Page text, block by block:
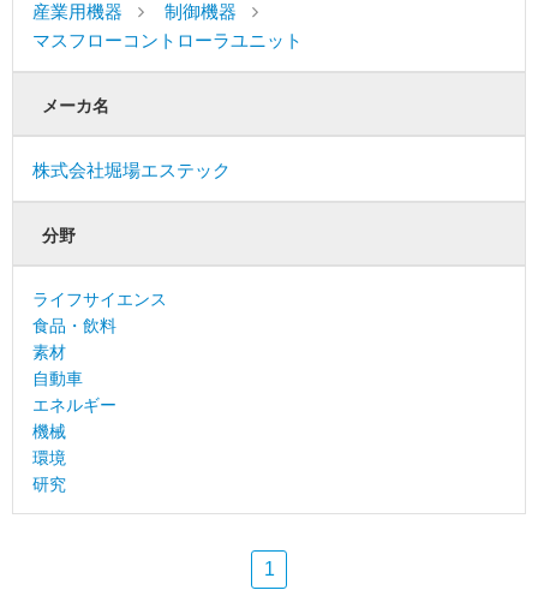
産業用機器
制御機器
マスフローコントローラユニット
メーカ名
株式会社堀場エステック
分野
ライフサイエンス
食品・飲料
素材
自動車
エネルギー
機械
環境
研究
1